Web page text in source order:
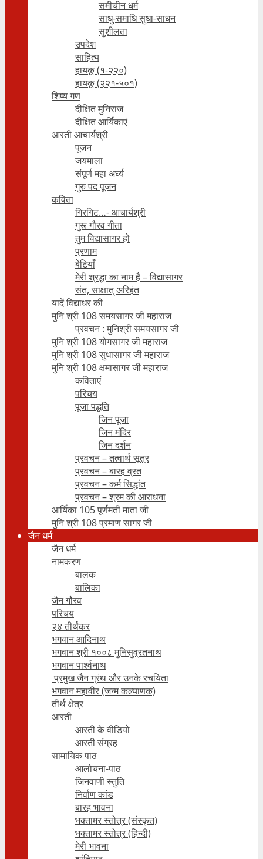
समीचीन धर्म
साधु-समाधि सुधा-साधन
सुशीलता
उपदेश
साहित्य
हायकू (१‍-२२०)
हायकू (२२१-५०१)
शिष्य गण
दीक्षित मुनिराज
दीक्षित आर्यिकाएं
आरती आचार्यश्री
पूजन
जयमाला
संपूर्ण महा अर्घ्य
गुरु पद पूजन
कविता
गिरगिट…- आचार्यश्री
गुरू गौरव गीता
तुम विद्यासागर हो
प्रणाम
बेटियाँ
मेरी श्रद्धा का नाम है – विद्यासागर
संत, साक्षात् अरिहंत
यादें विद्याधर की
मुनि श्री 108 समयसागर जी महाराज
प्रवचन : मुनिश्री समयसागर जी
मुनि श्री 108 योगसागर जी महाराज
मुनि श्री 108 सुधासागर जी महाराज
मुनि श्री 108 क्षमासागर जी महाराज
कविताएं
परिचय
पूजा पद्धति
जिन पूजा
जिन मंदिर
जिन दर्शन
प्रवचन – तत्वार्थ सूत्र
प्रवचन – बारह व्रत
प्रवचन – कर्म सिद्धांत
प्रवचन – श्रम की आराधना
आर्यिका 105 पूर्णमती माता जी
मुनि श्री 108 प्रमाण सागर जी
जैन धर्म
जैन धर्म
नामकरण
बालक
बालिका
जैन गौरव
परिचय
२४ तीर्थंकर
भगवान आदिनाथ
भगवान श्री १००८ मुनिसुव्रतनाथ
भगवान पार्श्वनाथ
प्रमुख जैन ग्रंथ और उनके रचयिता
भगवान महावीर (जन्म कल्याणक)
तीर्थ क्षेत्र
आरती
आरती के वीडियो
आरती संग्रह
सामायिक पाठ
आलोचना-पाठ
जिनवाणी स्तुति
निर्वाण कांड
बारह भावना
भक्तामर स्तोत्र (संस्कृत)
भक्तामर स्तोत्र (हिन्दी)
मेरी भावना